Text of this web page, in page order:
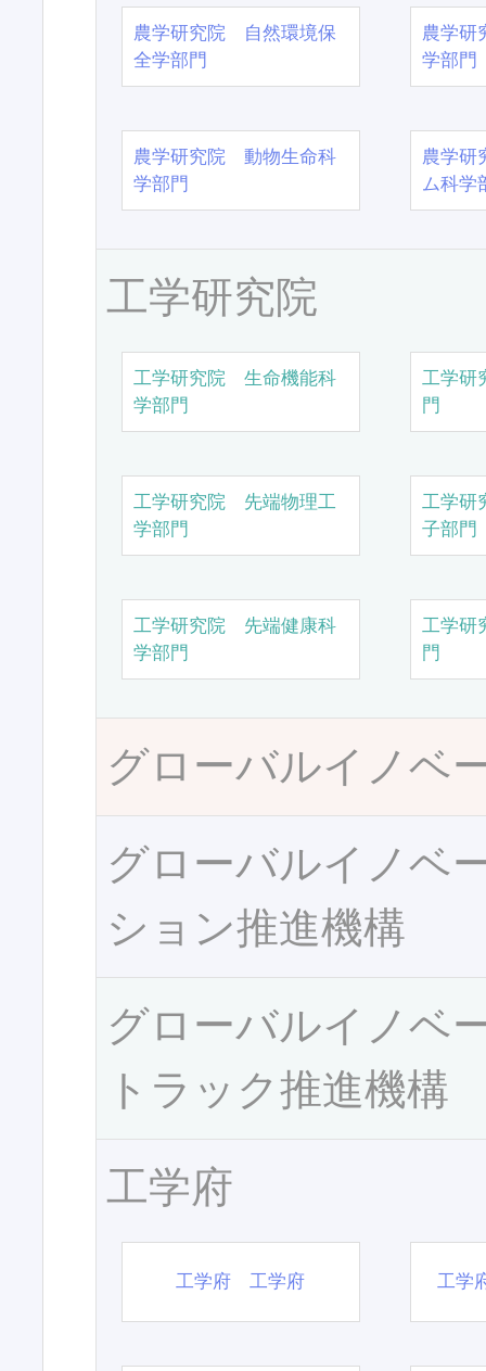
農学研究院 自然環境保
全学部門
農学
学部門
農学研究院 動物生命科
学部門
農学
ム科学
工学研究院
工学研究院 生命機能科
学部門
工学研
門
工学研究院 先端物理工
学部門
工学研
子部門
工学研究院 先端健康科
学部門
工学研
門
グローバルイノベ
グローバルイノベ
ション推進機構
グローバルイノベ
トラック推進機構
工学府
工学府 工学府 工学